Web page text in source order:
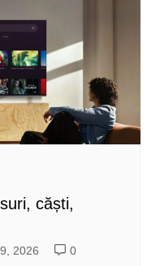
căști,
2026 0